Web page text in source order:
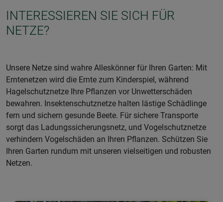
INTERESSIEREN SIE SICH FÜR
NETZE?
Unsere Netze sind wahre Alleskönner für Ihren Garten: Mit
Erntenetzen wird die Ernte zum Kinderspiel, während
Hagelschutznetze Ihre Pflanzen vor Unwetterschäden
bewahren. Insektenschutznetze halten lästige Schädlinge
fern und sichern gesunde Beete. Für sichere Transporte
sorgt das Ladungssicherungsnetz, und Vogelschutznetze
verhindern Vogelschäden an Ihren Pflanzen. Schützen Sie
Ihren Garten rundum mit unseren vielseitigen und robusten
Netzen.